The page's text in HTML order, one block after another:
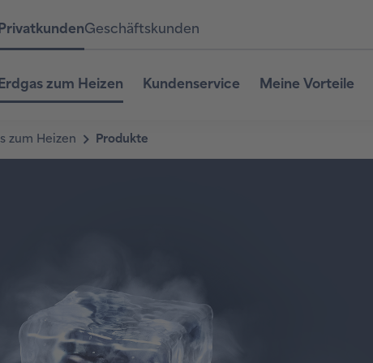
PrivatkundenGeschäftskunden
Erdgas zum Heizen Kundenservice Meine Vorteile